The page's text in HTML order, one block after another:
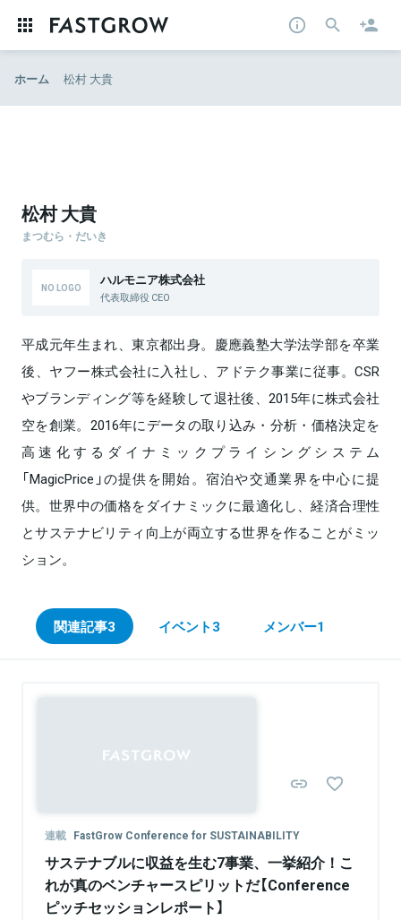
ホーム 松村 大貴
松村 大貴
まつむら・だいき
ハルモニア株式会社
代表取締役 CEO
平成元年生まれ、東京都出身。慶應義塾大学法学部を卒業
後、ヤフー株式会社に入社し、アドテク事業に従事。CSR
やブランディング等を経験して退社後、2015年に株式会社
空を創業。2016年にデータの取り込み・分析・価格決定を
高速化するダイナミックプライシングシステム
「MagicPrice」の提供を開始。宿泊や交通業界を中心に提
供。世界中の価格をダイナミックに最適化し、経済合理性
とサステナビリティ向上が両立する世界を作ることがミッ
ション。
関連記事3 イベント3 メンバー1
連載 FastGrow Conference for SUSTAINABILITY
サステナブルに収益を生む7事業、一挙紹介！こ
れが真のベンチャースピリットだ【Conference
ピッチセッションレポート】